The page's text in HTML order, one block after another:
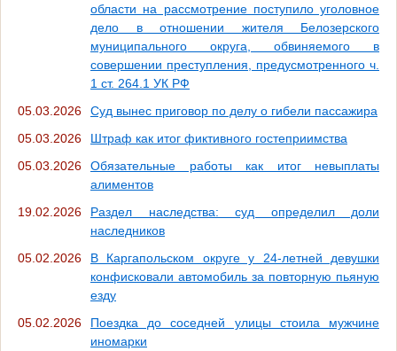
области на рассмотрение поступило уголовное
дело в отношении жителя Белозерского
муниципального округа, обвиняемого в
совершении преступления, предусмотренного ч.
1 ст. 264.1 УК РФ
05.03.2026
Суд вынес приговор по делу о гибели пассажира
05.03.2026
Штраф как итог фиктивного гостеприимства
05.03.2026
Обязательные работы как итог невыплаты
алиментов
19.02.2026
Раздел наследства: суд определил доли
наследников
05.02.2026
В Каргапольском округе у 24-летней девушки
конфисковали автомобиль за повторную пьяную
езду
05.02.2026
Поездка до соседней улицы стоила мужчине
иномарки